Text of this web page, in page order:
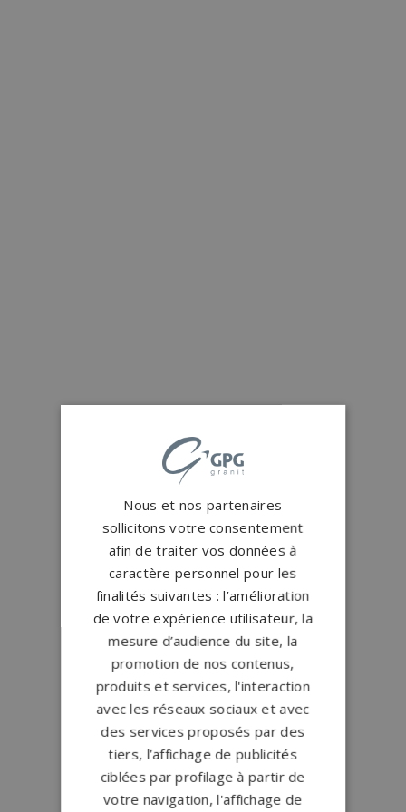
Nous et nos partenaires
sollicitons votre consentement
afin de traiter vos données à
caractère personnel pour les
finalités suivantes : l’amélioration
de votre expérience utilisateur, la
mesure d’audience du site, la
promotion de nos contenus,
produits et services, l'interaction
avec les réseaux sociaux et avec
des services proposés par des
tiers, l’affichage de publicités
ciblées par profilage à partir de
votre navigation, l'affichage de